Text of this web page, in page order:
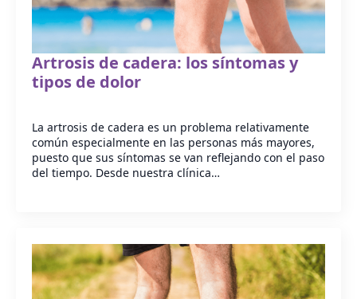
Artrosis de cadera: los síntomas y
tipos de dolor
La artrosis de cadera es un problema relativamente
común especialmente en las personas más mayores,
puesto que sus síntomas se van reflejando con el paso
del tiempo. Desde nuestra clínica…